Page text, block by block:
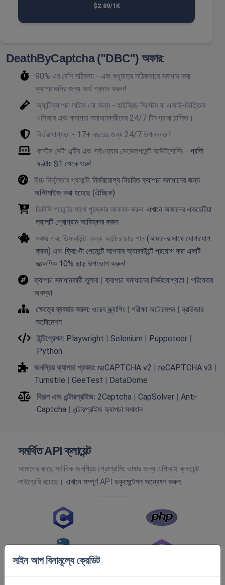
$2.89/1K
DeathByCaptcha ("DBC") অফার:
90% এর বেশি সঠিকতা - এবং শুধুমাত্র সঠিকভাবে সমাধান করা
ক্যাপচাগুলির জন্য অর্থ প্রদান করুন!
অ্যান্টিক্যাপচা লাইক নো অন্য - হাইব্রিড সিস্টেম যা এআই-ভিত্তিক
ওসিআর এবং ক্যাপচা সমাধানকারীদের 24/7 টিম দ্বারা চালিত।
নির্ভরযোগ্যতা - 17+ বছরের জন্য 24/7 উপলব্ধতা!
কাস্টম ডেটা এন্ট্রি এবং সফ্টওয়্যার ডেভেলপমেন্ট আউটসোর্সিং - প্রতি
ঘণ্টায় $1 থেকে শুরু!
উচ্চ নির্ভুলতার গ্যারান্টি: নির্ভরযোগ্য নিয়মিত ক্যাপচা সমাধানের জন্য
অপ্টিমাইজ করা হয়েছে (ঐচ্ছিক)
ডিবিসি পয়েন্টের সাথে পুরষ্কার আনলক করুন: এখানে আমাদের একচেটিয়া
লয়ালটি প্রোগ্রাম আবিষ্কার করুন
সঞ্চয় এবং ডিসকাউন্ট: বাল্ক অর্ডারে ছাড় পান (আমাদের সাথে যোগাযোগ
করুন) এবং ক্রিপ্টো পেমেন্টে আপনার অ্যাকাউন্টে প্রয়োগ করা একটি
তাত্ক্ষণিক 10% ছাড় উপভোগ করুন!
ক্যাপচা সমাধানকারী তুলনা |ক্যাপচা সমাধানের নির্ভরযোগ্যতা | পরিষেবার
অবস্থা
ক্ষেত্রে ব্যবহার করুন: ওয়েব স্ক্র্যাপিং | পরীক্ষা অটোমেশন |ব্রাউজার
অটোমেশন
ইন্টিগ্রেশন: Playwright | Selenium | Puppeteer |
Python
জনপ্রিয় ক্যাপচা প্রকার: reCAPTCHA v2 | reCAPTCHA v3 |
Turnstile | GeeTest | DataDome
বিকল্প এবং এন্টারপ্রাইজ: 2Captcha | CapSolver | Anti-
Captcha | এন্টারপ্রাইজ ক্যাপচা সমাধান
সমর্থিত API ক্লায়েন্ট
আমাদের কাছে সর্বাধিক জনপ্রিয় প্রোগ্রামিং ভাষার জন্য এপিআই ক্লায়েন্ট
লাইব্রেরি রয়েছে। এখানে সম্পূর্ণ API ডকুমেন্টেশন অন্বেষণ করুন.
সাইন আপ বিনামূল্যে ক্রেডিট